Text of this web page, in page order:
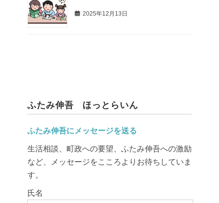
2025年12月13日
ふたみ伸吾 ほっとらいん
ふたみ伸吾にメッセージを送る
生活相談、町政への要望、ふたみ伸吾への激励
など、メッセージをこころよりお待ちしていま
す。
このフィールドは空のままにしてください。
氏名